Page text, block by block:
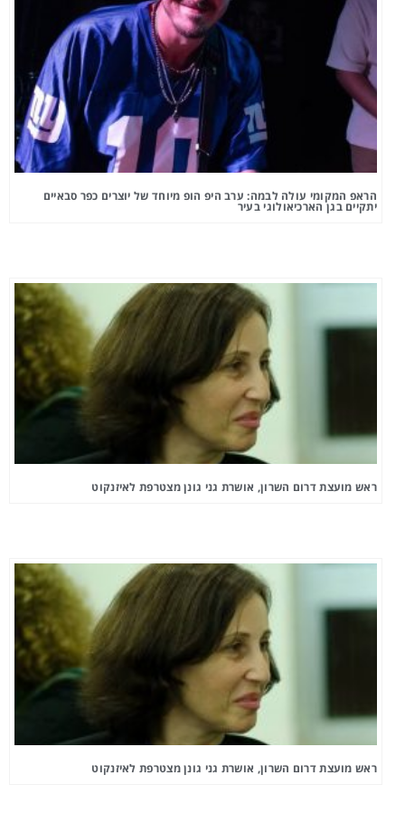
הראפ המקומי עולה לבמה: ערב היפ הופ מיוחד של יוצרים כפר סבאיים
יתקיים בגן הארכיאולוגי בעיר
ראש מועצת דרום השרון, אושרת גני גונן מצטרפת לאיזנקוט
ראש מועצת דרום השרון, אושרת גני גונן מצטרפת לאיזנקוט